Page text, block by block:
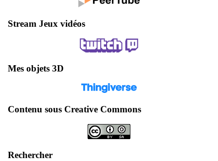
Stream Jeux vidéos
Mes objets 3D
Contenu sous Creative Commons
Rechercher